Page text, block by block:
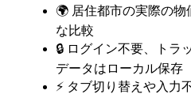
🌍 居住都市の実際の
な比較
🔒 ログイン不要、トラ
データはローカル保存
⚡ タブ切り替えや入力